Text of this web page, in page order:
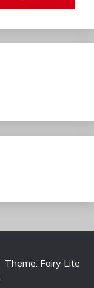
Theme: Fairy Lite